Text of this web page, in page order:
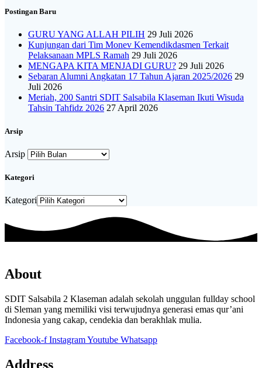
Postingan Baru
GURU YANG ALLAH PILIH 29 Juli 2026
Kunjungan dari Tim Monev Kemendikdasmen Terkait
Pelaksanaan MPLS Ramah 29 Juli 2026
MENGAPA KITA MENJADI GURU? 29 Juli 2026
Sebaran Alumni Angkatan 17 Tahun Ajaran 2025/2026 29
Juli 2026
Meriah, 200 Santri SDIT Salsabila Klaseman Ikuti Wisuda
Tahsin Tahfidz 2026 27 April 2026
Arsip
Arsip
Kategori
Kategori
About
SDIT Salsabila 2 Klaseman adalah sekolah unggulan fullday school
di Sleman yang memiliki visi terwujudnya generasi emas qur’ani
Indonesia yang cakap, cendekia dan berakhlak mulia.
Facebook-f InstagramYoutube Whatsapp
Address